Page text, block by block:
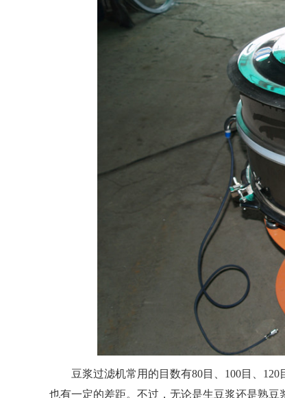
豆浆过滤机常用的目数有80目、100目、
也有一定的差距。不过，无论是生豆浆还是熟